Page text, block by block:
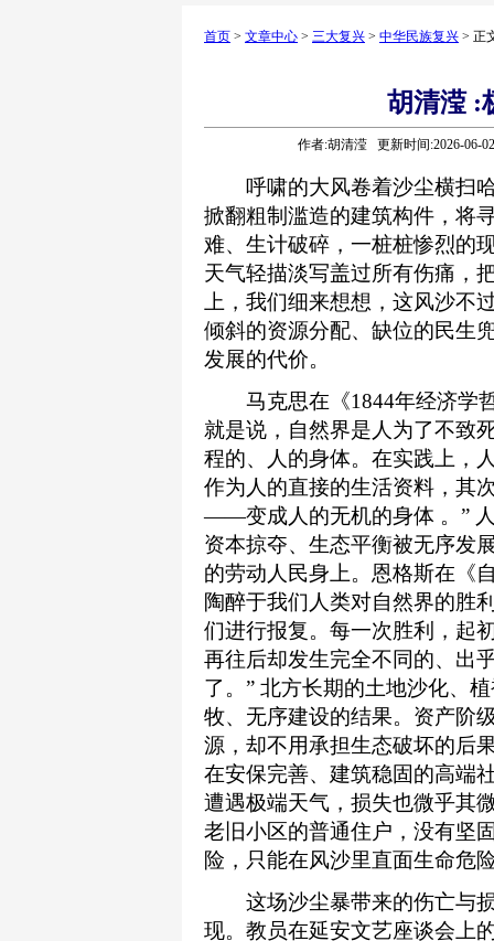
首页 > 文章中心 > 三大复兴 > 中华民族复兴 > 正
胡清滢 :
作者:胡清滢 更新时间:2026-06-
呼啸的大风卷着沙尘横扫哈
掀翻粗制滥造的建筑构件，将
难、生计破碎，一桩桩惨烈的
天气轻描淡写盖过所有伤痛，
上，我们细来想想，这风沙不
倾斜的资源分配、缺位的民生
发展的代价。
马克思在《1844年经济学哲
就是说，自然界是人为了不致
程的、人的身体。在实践上
作为人的直接的生活资料，其
——变成人的无机的身体 。”
资本掠夺、生态平衡被无序发
的劳动人民身上。恩格斯在《
陶醉于我们人类对自然界的胜
们进行报复。每一次胜利，起
再往后却发生完全不同的、出
了。” 北方长期的土地沙化、
牧、无序建设的结果。资产阶
源，却不用承担生态破坏的后
在安保完善、建筑稳固的高端
遭遇极端天气，损失也微乎其
老旧小区的普通住户，没有坚
险，只能在风沙里直面生命危
这场沙尘暴带来的伤亡与损
现。教员在延安文艺座谈会上